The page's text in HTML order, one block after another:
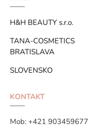
H&H BEAUTY s.r.o.
TANA-COSMETICS
BRATISLAVA
SLOVENSKO
KONTAKT
Mob: +421 903459677